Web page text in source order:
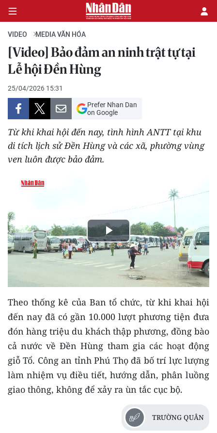
CHÍNH TRỊ
KINH TẾ
VĂN HÓA
XÃ HỘI
PHÁP LUẬT
DU LỊCH
THỂ THAO
GIÁO DỤC
KHOA HỌC - CÔNG NGHỆ
MÔI TRƯỜNG
BẠN ĐỌC
KIỂM CHỨNG THÔNG TIN
TRI THỨC CHUYÊN SÂU
VIDEO MEDIA VĂN HÓA
[Video] Bảo đảm an ninh trật tự tại
Lễ hội Đền Hùng
25/04/2026 15:31
Prefer Nhan Dan
on Google
Từ khi khai hội đến nay, tình hình ANTT tại khu
di tích lịch sử Đền Hùng và các xã, phường vùng
ven luôn được bảo đảm.
Play
Video
Theo thống kê của Ban tổ chức, từ khi khai hội
đến nay đã có gần 10.000 lượt phương tiện đưa
đón hàng triệu du khách thập phương, đồng bào
cả nước về Đền Hùng tham gia các hoạt động
giỗ Tổ. Công an tỉnh Phú Thọ đã bố trí lực lượng
làm nhiệm vụ điều tiết, hướng dẫn, phân luồng
giao thông, không để xảy ra ùn tắc cục bộ.
TRƯỜNG QUÂN